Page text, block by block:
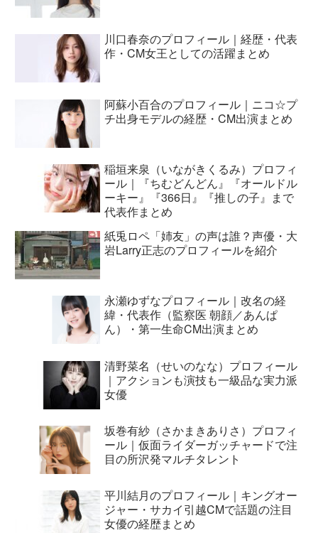
川口春奈のプロフィール｜経歴・代表
作・CM女王としての活躍まとめ
阿蘇小百合のプロフィール｜ニコ☆プ
チ出身モデルの経歴・CM出演まとめ
稲垣来泉（いながきくるみ）プロフィ
ール｜『ちむどんどん』『オールドル
ーキー』『366日』『推しの子』まで
代表作まとめ
紙兎ロペ「姉友」の声は誰？声優・大
岩Larry正志のプロフィールを紹介
永瀬ゆずなプロフィール｜改名の経
緯・代表作（監察医 朝顔／あんぱ
ん）・第一生命CM出演まとめ
清野菜名（せいのなな）プロフィール
｜アクションも演技も一級品な実力派
女優
坂巻有紗（さかまきありさ）プロフィ
ール｜仮面ライダーガッチャードで注
目の所沢発マルチタレント
平川結月のプロフィール｜キングオー
ジャー・サカイ引越CMで話題の注目
女優の経歴まとめ